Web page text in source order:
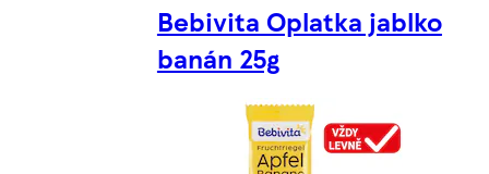
Bebivita Oplatka jablko
banán 25g